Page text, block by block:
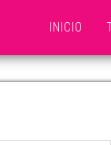
INICIO